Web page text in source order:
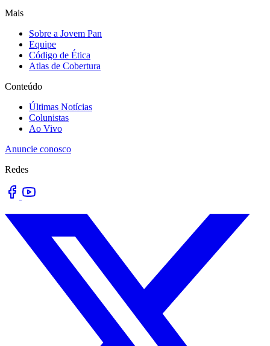
Mais
Sobre a Jovem Pan
Equipe
Código de Ética
Atlas de Cobertura
Conteúdo
Últimas Notícias
Colunistas
Ao Vivo
Anuncie conosco
Redes